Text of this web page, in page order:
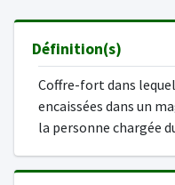
Définition(s)
Coffre-fort dans
encaissées dans un
la personne chargée